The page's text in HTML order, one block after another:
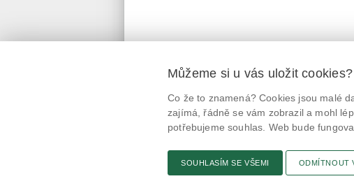
@potravinynapranyri
Můžeme si u vás uložit cookies?
Co že to znamená? Cookies jsou malé
zajímá, řádně se vám zobrazil a mohl
potřebujeme souhlas. Web bude
SOUHLASÍM SE VŠEMI ODMÍTNOUT